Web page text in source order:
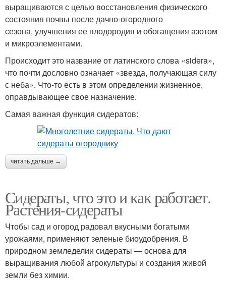
выращиваются с целью восстановления физического
состояния почвы после дачно-огородного
сезона, улучшения ее плодородия и обогащения азотом
и микроэлементами.
Происходит это название от латинского слова «sidera»,
что почти дословно означает «звезда, получающая силу
с неба». Что-то есть в этом определении жизненное,
оправдывающее свое назначение.
Самая важная функция сидератов:
читать дальше →
Сидераты, что это и как работает.
Растения-сидераты
Чтобы сад и огород радовал вкусными богатыми
урожаями, применяют зеленые биоудобрения. В
природном земледелии сидераты — основа для
выращивания любой агрокультуры и создания живой
земли без химии.